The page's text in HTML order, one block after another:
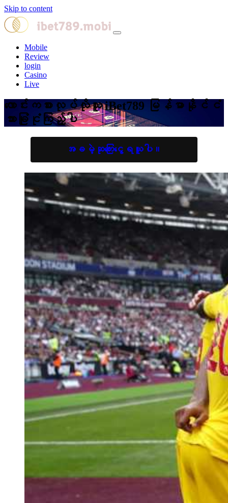
Skip to content
Mobile
Review
login
Casino
Live
လောင်းကစားလုပ်လိုသူ iBet789 မြန်မာနိုင်ငံ
သားခြုံငုံကြည့်ပါ
အခမဲ့ဆုကြေးငွေရယူပါ။